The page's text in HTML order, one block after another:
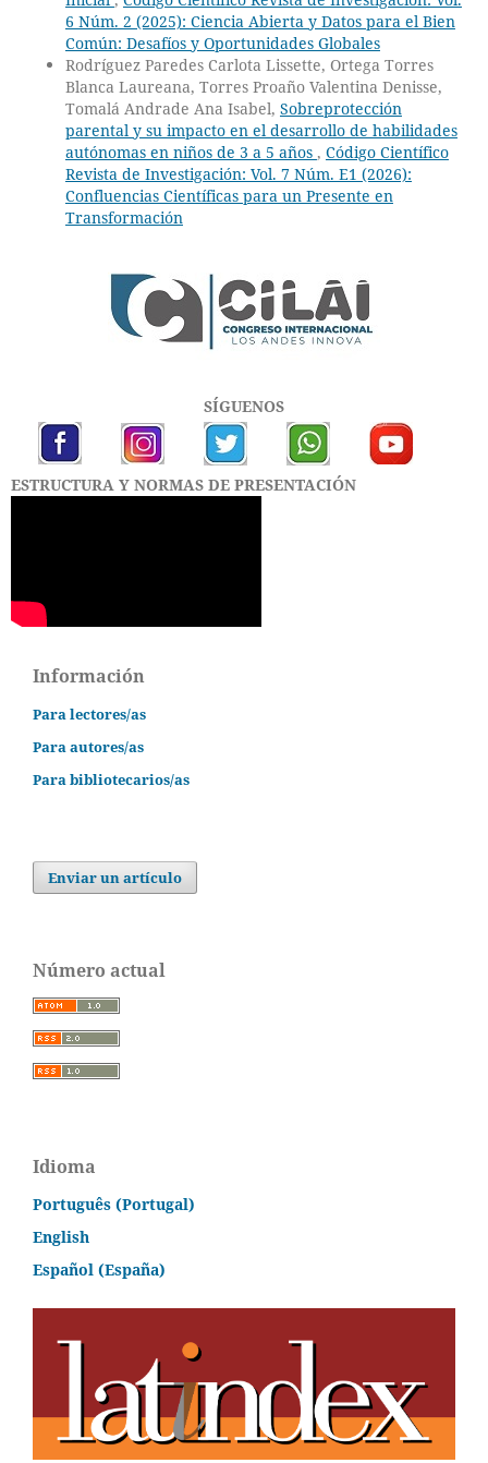
6 Núm. 2 (2025): Ciencia Abierta y Datos para el Bien
Común: Desafíos y Oportunidades Globales
Rodríguez Paredes Carlota Lissette, Ortega Torres
Blanca Laureana, Torres Proaño Valentina Denisse,
Tomalá Andrade Ana Isabel, Sobreprotección
parental y su impacto en el desarrollo de habilidades
autónomas en niños de 3 a 5 años , Código Científico
Revista de Investigación: Vol. 7 Núm. E1 (2026):
Confluencias Científicas para un Presente en
Transformación
SÍGUENOS
ESTRUCTURA Y NORMAS DE PRESENTACIÓN
Información
Para lectores/as
Para autores/as
Para bibliotecarios/as
Enviar un artículo
Número actual
Idioma
Português (Portugal)
English
Español (España)